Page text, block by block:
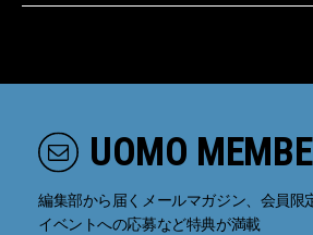
UOMO
編集部から届くメールマガジン、会員限
イベントへの応募など特典が満載